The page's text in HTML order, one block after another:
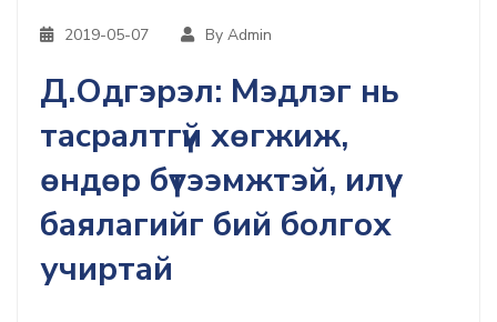
2019-05-07 By Admin
Д.Одгэрэл: Мэдлэг нь
тасралтгүй хөгжиж,
өндөр бүтээмжтэй, илүү
баялагийг бий болгох
учиртай